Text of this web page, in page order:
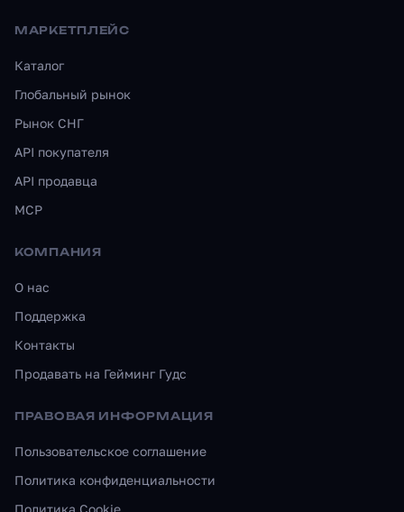
МАРКЕТПЛЕЙС
Каталог
Глобальный рынок
Рынок СНГ
API покупателя
API продавца
MCP
КОМПАНИЯ
О нас
Поддержка
Контакты
Продавать на Гейминг Гудс
ПРАВОВАЯ ИНФОРМАЦИЯ
Пользовательское соглашение
Политика конфиденциальности